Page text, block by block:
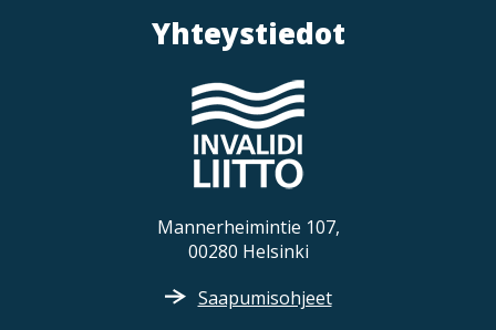
Yhteystiedot
Mannerheimintie 107,
00280 Helsinki
Saapumisohjeet